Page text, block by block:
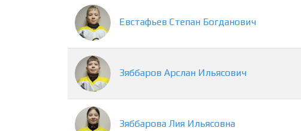
Евстафьев Степан Богданович
Зяббаров Арслан Ильясович
Зяббарова Лия Ильясовна